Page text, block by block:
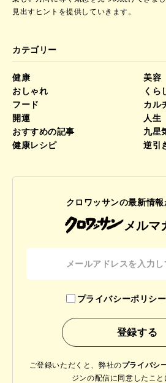
見出すヒントを提供していきます。
カテゴリー
健康
美容
おしゃれ
くら
フード
カル
開運
人生
おすすめの記事
九星
健康レシピ
逆引
クロワッサンの最新情
メルマ
プライバシーポリシ
ご登録いただくと、弊社のプライバシ
ジンの配信に同意したこ